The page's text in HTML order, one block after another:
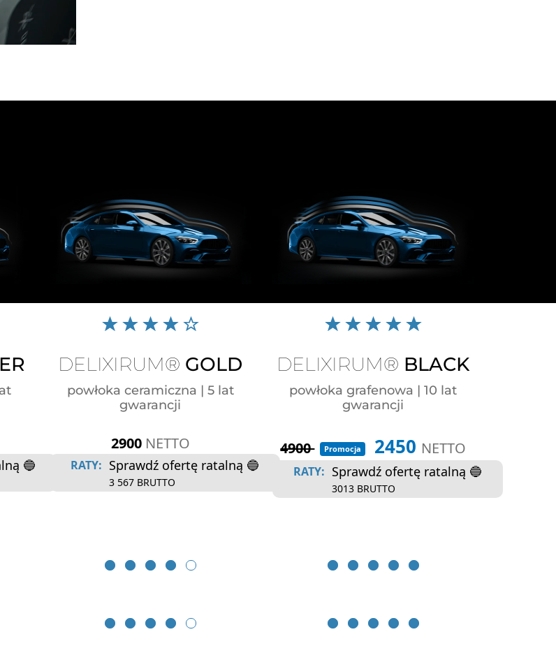
🔵
DELIXIRUM® GOLD
powłoka ceramiczna | 5 lat
gwarancji
2900NETTO
RATY: Sprawdź ofertę ratalną 🔵
3 567 BRUTTO
DELIXIRUM® BLACK
powłoka grafenowa | 10 lat
gwarancji
4900 Promocja 2450 NETTO
RATY: Sprawdź ofertę ratalną 🔵
3013 BRUTTO